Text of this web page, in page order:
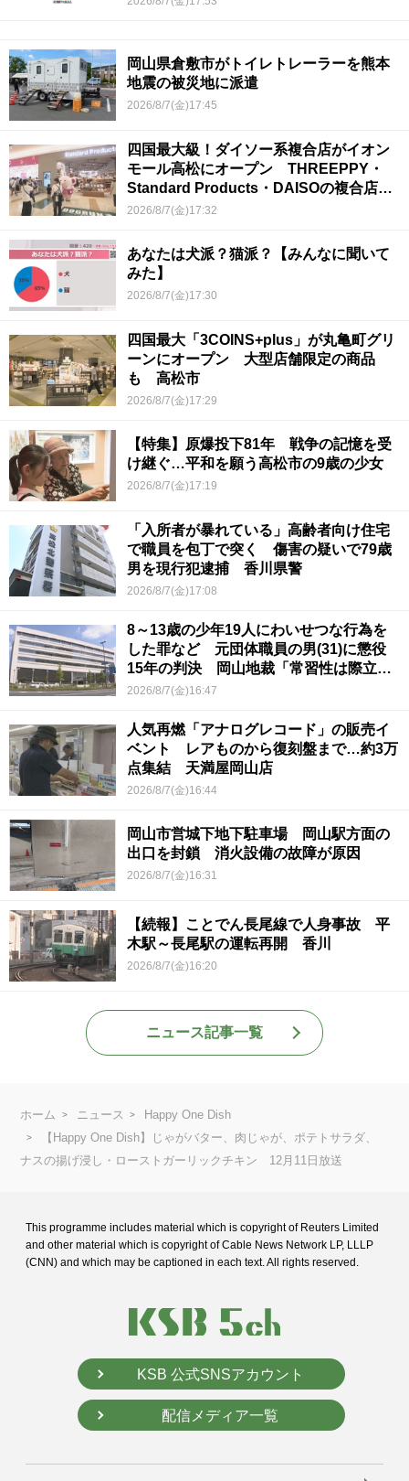
岡山県倉敷市がトイレトレーラーを熊本
地震の被災地に派遣
2026/8/7(金)17:45
四国最大級！ダイソー系複合店がイオン
モール高松にオープン THREEPPY・
Standard Products・DAISOの複合店は
香川県初
2026/8/7(金)17:32
あなたは犬派？猫派？【みんなに聞いて
みた】
2026/8/7(金)17:30
四国最大「3COINS+plus」が丸亀町グリ
ーンにオープン 大型店舗限定の商品
も 高松市
2026/8/7(金)17:29
【特集】原爆投下81年 戦争の記憶を受
け継ぐ…平和を願う高松市の9歳の少女
2026/8/7(金)17:19
「入所者が暴れている」高齢者向け住宅
で職員を包丁で突く 傷害の疑いで79歳
男を現行犯逮捕 香川県警
2026/8/7(金)17:08
8～13歳の少年19人にわいせつな行為を
した罪など 元団体職員の男(31)に懲役
15年の判決 岡山地裁「常習性は際立っ
ていて被害結果も非常に重い」
2026/8/7(金)16:47
人気再燃「アナログレコード」の販売イ
ベント レアものから復刻盤まで…約3万
点集結 天満屋岡山店
2026/8/7(金)16:44
岡山市営城下地下駐車場 岡山駅方面の
出口を封鎖 消火設備の故障が原因
2026/8/7(金)16:31
【続報】ことでん長尾線で人身事故 平
木駅～長尾駅の運転再開 香川
2026/8/7(金)16:20
ニュース記事一覧
ホーム ニュース
Happy One Dish
【Happy One Dish】じゃがバター、肉じゃが、ポテトサラダ、
ナスの揚げ浸し・ローストガーリックチキン 12月11日放送
This programme includes material which is copyright of Reuters Limited
and other material which is copyright of Cable News Network LP, LLLP
(CNN) and which may be captioned in each text. All rights reserved.
KSB 公式SNSアカウント
配信メディア一覧